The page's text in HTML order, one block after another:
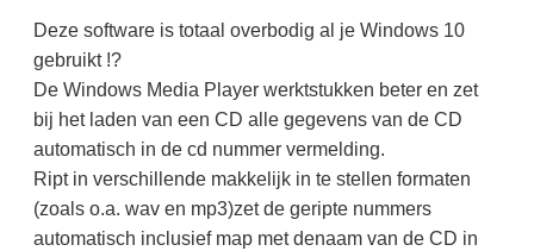
Deze software is totaal overbodig al je Windows 10
gebruikt !?
De Windows Media Player werktstukken beter en zet
bij het laden van een CD alle gegevens van de CD
automatisch in de cd nummer vermelding.
Ript in verschillende makkelijk in te stellen formaten
(zoals o.a. wav en mp3)zet de geripte nummers
automatisch inclusief map met denaam van de CD in